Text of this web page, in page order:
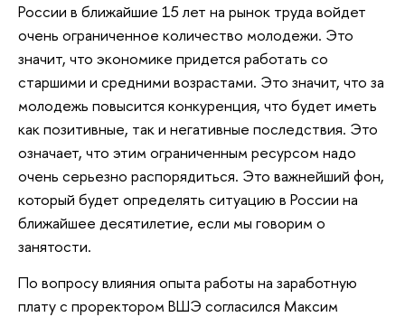
России в ближайшие 15 лет на рынок труда войдет
очень ограниченное количество молодежи. Это
значит, что экономике придется работать со
старшими и средними возрастами. Это значит, что за
молодежь повысится конкуренция, что будет иметь
как позитивные, так и негативные последствия. Это
означает, что этим ограниченным ресурсом надо
очень серьезно распорядиться. Это важнейший фон,
который будет определять ситуацию в России на
ближайшее десятилетие, если мы говорим о
занятости.
По вопросу влияния опыта работы на заработную
плату с проректором ВШЭ согласился Максим